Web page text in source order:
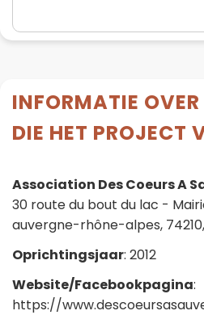
INFORMATIE
DIE HET PROJECT
Association Des Coeurs A
30 route du bout du lac -
auvergne-rhône-alpes, 74210,
Oprichtingsjaar: 2012
Website/Facebookpagina:
https://